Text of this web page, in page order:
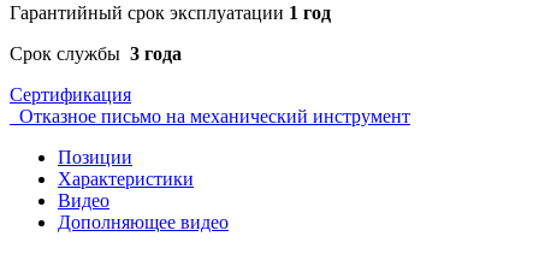
Гарантийный срок эксплуатации 1 год
Срок службы 3 года
Сертификация
Отказное письмо на механический инструмент
Позиции
Характеристики
Видео
Дополняющее видео